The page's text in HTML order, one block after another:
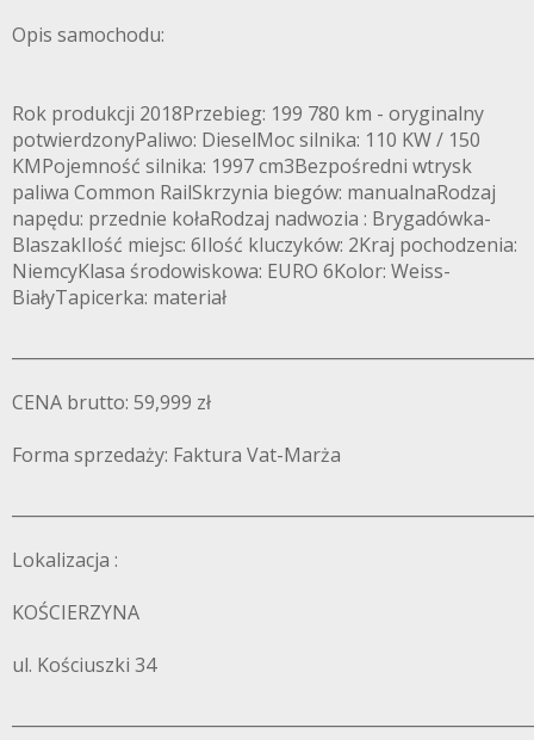
Opis samochodu:
Rok produkcji 2018Przebieg: 199 780 km - oryginalny
potwierdzonyPaliwo: DieselMoc silnika: 110 KW / 150
KMPojemność silnika: 1997 cm3Bezpośredni wtrysk
paliwa Common RailSkrzynia biegów: manualnaRodzaj
napędu: przednie kołaRodzaj nadwozia : Brygadówka-
BlaszakIlość miejsc: 6Ilość kluczyków: 2Kraj pochodzenia:
NiemcyKlasa środowiskowa: EURO 6Kolor: Weiss-
BiałyTapicerka: materiał
CENA brutto: 59,999 zł
Forma sprzedaży: Faktura Vat-Marża
Lokalizacja :
KOŚCIERZYNA
ul. Kościuszki 34